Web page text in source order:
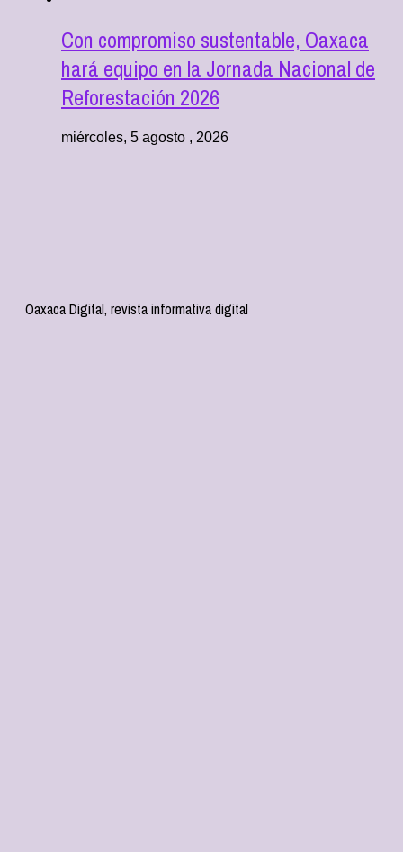
Con compromiso sustentable, Oaxaca
hará equipo en la Jornada Nacional de
Reforestación 2026
miércoles, 5 agosto , 2026
Oaxaca Digital, revista informativa digital